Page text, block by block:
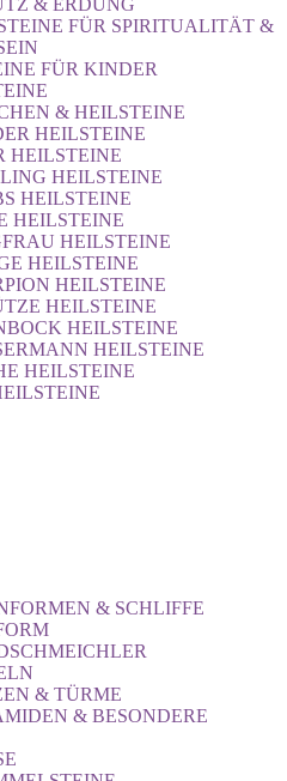
& ERDUNG
FÜR SPIRITUALITÄT &
FÜR KINDER
& HEILSTEINE
HEILSTEINE
HEILSTEINE
HEILSTEINE
HEILSTEINE
HEILSTEINE
HEILSTEINE
HEILSTEINE
HEILSTEINE
HEILSTEINE
HEILSTEINE
HEILSTEINE
HEILSTEINE
& SCHLIFFE
& TÜRME
& BESONDERE